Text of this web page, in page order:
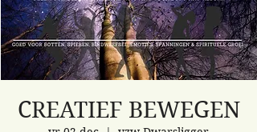
CREATIEF BEWEGEN